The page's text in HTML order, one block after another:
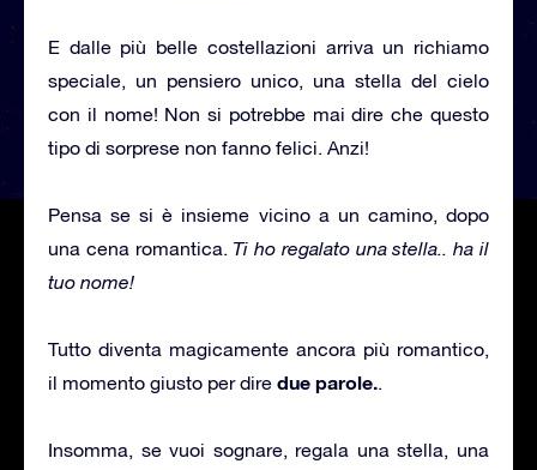
E dalle più belle costellazioni arriva un richiamo
speciale, un pensiero unico, una stella del cielo
con il nome! Non si potrebbe mai dire che questo
tipo di sorprese non fanno felici. Anzi!
Pensa se si è insieme vicino a un camino, dopo
una cena romantica. Ti ho regalato una stella.. ha il
tuo nome!
Tutto diventa magicamente ancora più romantico,
il momento giusto per dire due parole..
Insomma, se vuoi sognare, regala una stella, una